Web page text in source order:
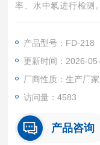
率、水中氡进行检测
业、环保、卫生及地
产品型号：FD-218
更新时间：2026-
厂商性质：生产厂家
访问量：4583
产品咨询